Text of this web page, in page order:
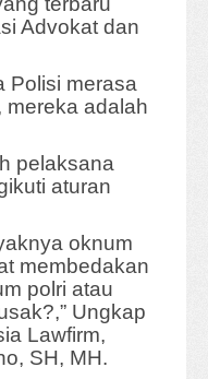
Advokat dan
Polisi merasa
adalah
pelaksana
aturan
oknum
membedakan
polri atau
Ungkap
Lawfirm,
SH, MH.